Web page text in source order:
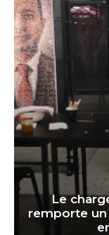
Le
remporte